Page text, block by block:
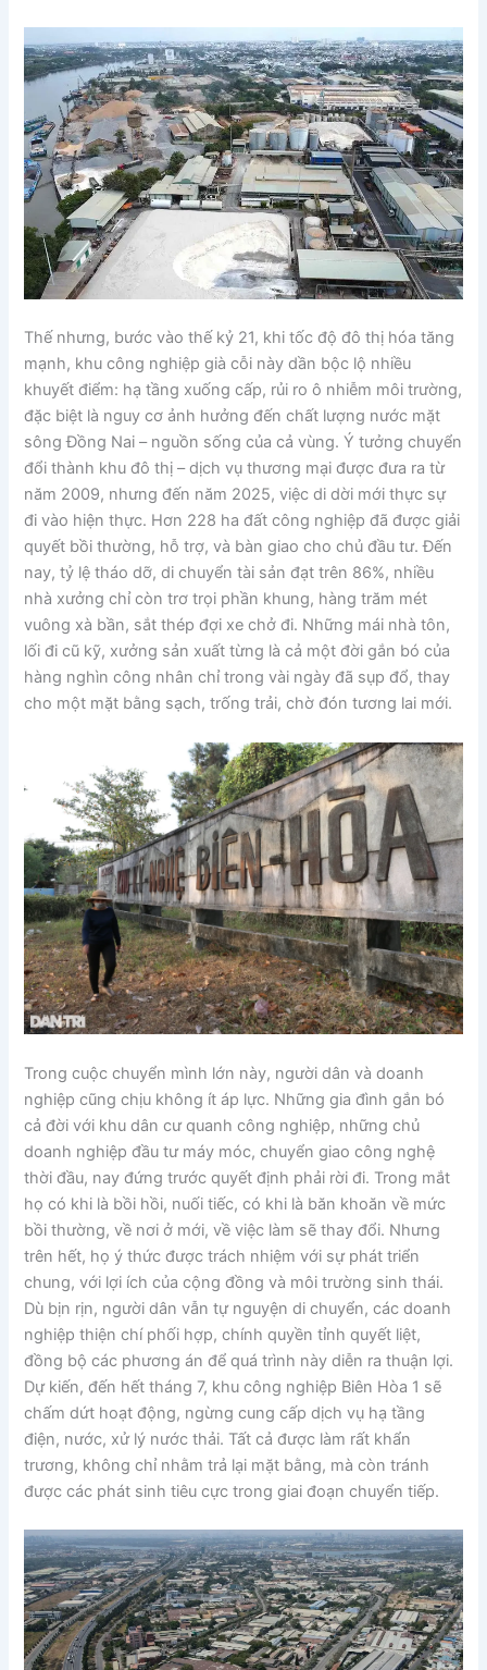
Thế nhưng, bước vào thế kỷ 21, khi tốc độ đô thị hóa tăng
mạnh, khu công nghiệp già cỗi này dần bộc lộ nhiều
khuyết điểm: hạ tầng xuống cấp, rủi ro ô nhiễm môi trường,
đặc biệt là nguy cơ ảnh hưởng đến chất lượng nước mặt
sông Đồng Nai – nguồn sống của cả vùng. Ý tưởng chuyển
đổi thành khu đô thị – dịch vụ thương mại được đưa ra từ
năm 2009, nhưng đến năm 2025, việc di dời mới thực sự
đi vào hiện thực. Hơn 228 ha đất công nghiệp đã được giải
quyết bồi thường, hỗ trợ, và bàn giao cho chủ đầu tư. Đến
nay, tỷ lệ tháo dỡ, di chuyển tài sản đạt trên 86%, nhiều
nhà xưởng chỉ còn trơ trọi phần khung, hàng trăm mét
vuông xà bần, sắt thép đợi xe chở đi. Những mái nhà tôn,
lối đi cũ kỹ, xưởng sản xuất từng là cả một đời gắn bó của
hàng nghìn công nhân chỉ trong vài ngày đã sụp đổ, thay
cho một mặt bằng sạch, trống trải, chờ đón tương lai mới.
Trong cuộc chuyển mình lớn này, người dân và doanh
nghiệp cũng chịu không ít áp lực. Những gia đình gắn bó
cả đời với khu dân cư quanh công nghiệp, những chủ
doanh nghiệp đầu tư máy móc, chuyển giao công nghệ
thời đầu, nay đứng trước quyết định phải rời đi. Trong mắt
họ có khi là bồi hồi, nuối tiếc, có khi là băn khoăn về mức
bồi thường, về nơi ở mới, về việc làm sẽ thay đổi. Nhưng
trên hết, họ ý thức được trách nhiệm với sự phát triển
chung, với lợi ích của cộng đồng và môi trường sinh thái.
Dù bịn rịn, người dân vẫn tự nguyện di chuyển, các doanh
nghiệp thiện chí phối hợp, chính quyền tỉnh quyết liệt,
đồng bộ các phương án để quá trình này diễn ra thuận lợi.
Dự kiến, đến hết tháng 7, khu công nghiệp Biên Hòa 1 sẽ
chấm dứt hoạt động, ngừng cung cấp dịch vụ hạ tầng
điện, nước, xử lý nước thải. Tất cả được làm rất khẩn
trương, không chỉ nhằm trả lại mặt bằng, mà còn tránh
được các phát sinh tiêu cực trong giai đoạn chuyển tiếp.